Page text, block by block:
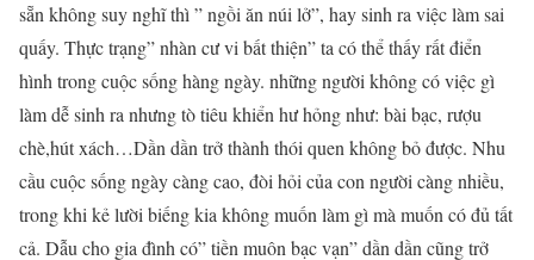
sẵn không suy nghĩ thì ” ngồi ăn núi lở”, hay sinh ra việc làm sai
quấy. Thực trạng” nhàn cư vi bất thiện” ta có thể thấy rất điển
hình trong cuộc sống hàng ngày. những người không có việc gì
làm dễ sinh ra nhưng tò tiêu khiển hư hỏng như: bài bạc, rượu
chè,hút xách…Dần dần trở thành thói quen không bỏ được. Nhu
cầu cuộc sống ngày càng cao, đòi hỏi của con người càng nhiều,
trong khi kẻ lười biếng kia không muốn làm gì mà muốn có đủ tất
cả. Dẫu cho gia đình có” tiền muôn bạc vạn” dần dần cũng trở